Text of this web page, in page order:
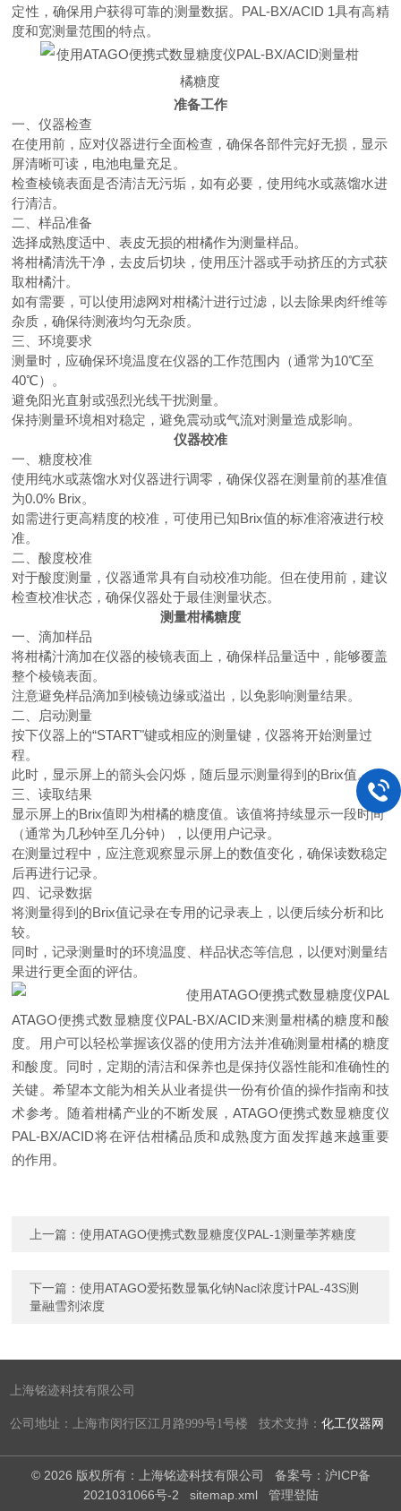
定性，确保用户获得可靠的测量数据。PAL-BX/ACID 1具有高精
度和宽测量范围的特点。
准备工作
一、仪器检查
在使用前，应对仪器进行全面检查，确保各部件完好无损，显示
屏清晰可读，电池电量充足。
检查棱镜表面是否清洁无污垢，如有必要，使用纯水或蒸馏水进
行清洁。
二、样品准备
选择成熟度适中、表皮无损的柑橘作为测量样品。
将柑橘清洗干净，去皮后切块，使用压汁器或手动挤压的方式获
取柑橘汁。
如有需要，可以使用滤网对柑橘汁进行过滤，以去除果肉纤维等
杂质，确保待测液均匀无杂质。
三、环境要求
测量时，应确保环境温度在仪器的工作范围内（通常为10℃至
40℃）。
避免阳光直射或强烈光线干扰测量。
保持测量环境相对稳定，避免震动或气流对测量造成影响。
仪器校准
一、糖度校准
使用纯水或蒸馏水对仪器进行调零，确保仪器在测量前的基准值
为0.0% Brix。
如需进行更高精度的校准，可使用已知Brix值的标准溶液进行校
准。
二、酸度校准
对于酸度测量，仪器通常具有自动校准功能。但在使用前，建议
检查校准状态，确保仪器处于最佳测量状态。
测量柑橘糖度
一、滴加样品
将柑橘汁滴加在仪器的棱镜表面上，确保样品量适中，能够覆盖
整个棱镜表面。
注意避免样品滴加到棱镜边缘或溢出，以免影响测量结果。
二、启动测量
按下仪器上的“START"键或相应的测量键，仪器将开始测量过
程。
此时，显示屏上的箭头会闪烁，随后显示测量得到的Brix值。
三、读取结果
显示屏上的Brix值即为柑橘的糖度值。该值将持续显示一段时间
（通常为几秒钟至几分钟），以便用户记录。
在测量过程中，应注意观察显示屏上的数值变化，确保读数稳定
后再进行记录。
四、记录数据
将测量得到的Brix值记录在专用的记录表上，以便后续分析和比
较。
同时，记录测量时的环境温度、样品状态等信息，以便对测量结
果进行更全面的评估。
ATAGO便携式数显糖度仪PAL-BX/ACID来测量柑橘的糖度和酸
度。用户可以轻松掌握该仪器的使用方法并准确测量柑橘的糖度
和酸度。同时，定期的清洁和保养也是保持仪器性能和准确性的
关键。希望本文能为相关从业者提供一份有价值的操作指南和技
术参考。随着柑橘产业的不断发展，ATAGO便携式数显糖度仪
PAL-BX/ACID将在评估柑橘品质和成熟度方面发挥越来越重要
的作用。
上一篇：使用ATAGO便携式数显糖度仪PAL-1测量荸荠糖度
下一篇：使用ATAGO爱拓数显氯化钠Nacl浓度计PAL-43S测
量融雪剂浓度
上海铭迹科技有限公司
公司地址：上海市闵行区江月路999号1号楼 技术支持：化工仪器网
© 2026 版权所有：上海铭迹科技有限公司 备案号：沪ICP备
2021031066号-2
sitemap.xml 管理登陆